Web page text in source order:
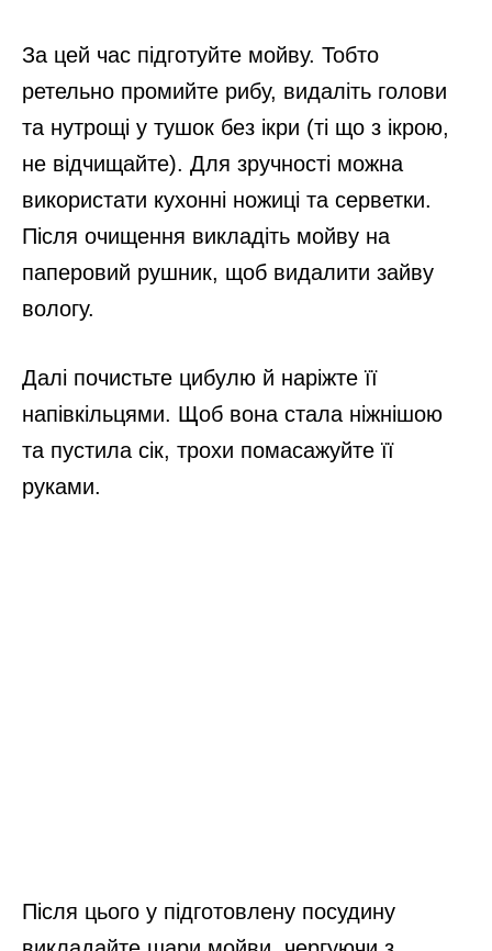
За цей час підготуйте мойву. Тобто
ретельно промийте рибу, видаліть голови
та нутрощі у тушок без ікри (ті що з ікрою,
не відчищайте). Для зручності можна
використати кухонні ножиці та серветки.
Після очищення викладіть мойву на
паперовий рушник, щоб видалити зайву
вологу.
Далі почистьте цибулю й наріжте її
напівкільцями. Щоб вона стала ніжнішою
та пустила сік, трохи помасажуйте її
руками.
Після цього у підготовлену посудину